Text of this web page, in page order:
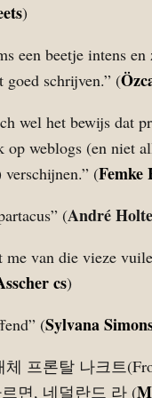
)
een beetje intens
goed schrijven.” (
wel het bewijs dat
op weblogs (en niet
(Femke
(André
me van die vieze
cs)
(Sylvana
프론탈 나크트
면, 네덜란드 라 (